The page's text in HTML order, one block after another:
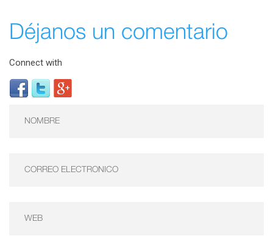
Déjanos un comentario
Connect with